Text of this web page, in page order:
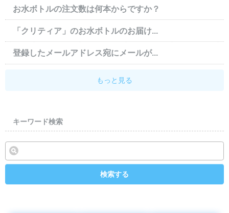
お水ボトルの注文数は何本からですか？
「クリティア」のお水ボトルのお届け...
登録したメールアドレス宛にメールが...
もっと見る
キーワード検索
検索する